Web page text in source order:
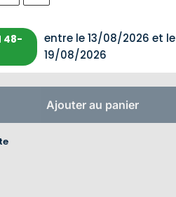
48-
entre le 13/08/2026 et le
19/08/2026
Ajouter au panier